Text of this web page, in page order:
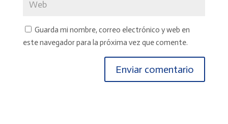
Guarda mi nombre, correo electrónico y web en
este navegador para la próxima vez que comente.